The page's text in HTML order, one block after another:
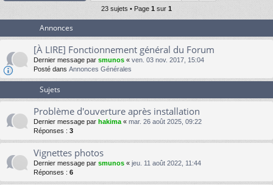
23 sujets • Page 1 sur 1
Annonces
[À LIRE] Fonctionnement général du Forum
Dernier message par smunos « ven. 03 nov. 2017, 15:04
Posté dans Annonces Générales
Sujets
Problème d'ouverture après installation
Dernier message par hakima « mar. 26 août 2025, 09:22
Réponses : 3
Vignettes photos
Dernier message par smunos « jeu. 11 août 2022, 11:44
Réponses : 6